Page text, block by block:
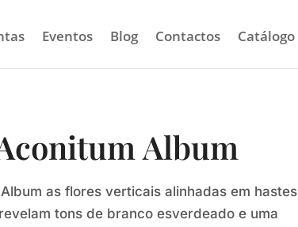
Eventos Blog Contactos Catálogo
Album
as flores verticais alinhadas em hastes
tons de branco esverdeado e uma